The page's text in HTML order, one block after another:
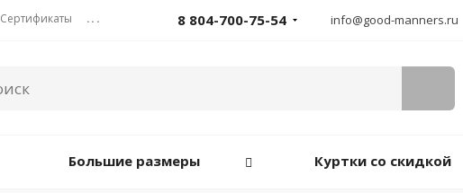
Сертификаты ... 8 804-700-75-54 info@good-manners.ru
Большие размеры Куртки со скидкой